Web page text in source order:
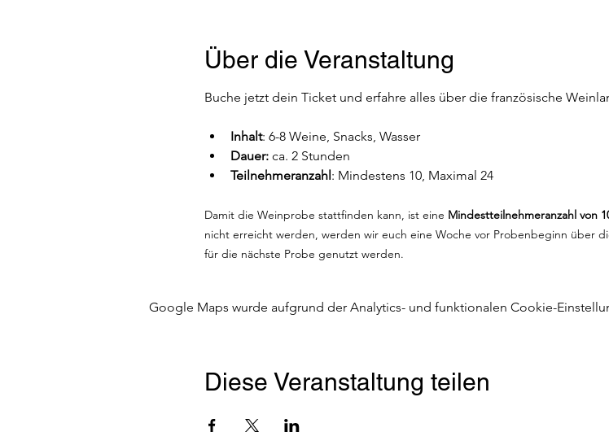
Über die Veranstaltung
Buche jetzt dein Ticket und erfahre alles über die französische
Inhalt: 6-8 Weine, Snacks, Wasser
Dauer: ca. 2 Stunden
Teilnehmeranzahl: Mindestens 10, Maximal 24
Damit die Weinprobe stattfinden kann, ist eine Mindestteilnehmeranzahl von
nicht erreicht werden, werden wir euch eine Woche vor Probenbeginn über
für die nächste Probe genutzt werden.
Google Maps wurde aufgrund der Analytics- und funktionalen Cookie-
Diese Veranstaltung teilen